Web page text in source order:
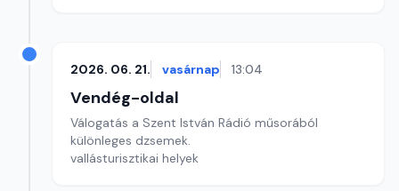
2026. 06. 21. vasárnap 13:04
Vendég-oldal
Válogatás a Szent István Rádió műsorából
különleges dzsemek.
vallásturisztikai helyek